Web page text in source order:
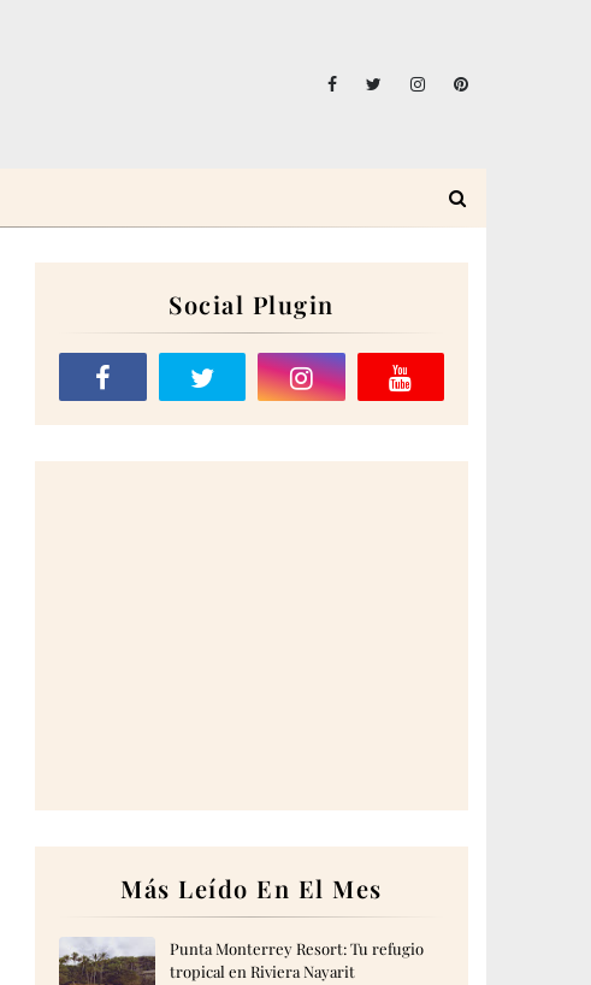
Social Plugin
Más Leído En El Mes
Punta Monterrey Resort: Tu refugio
tropical en Riviera Nayarit